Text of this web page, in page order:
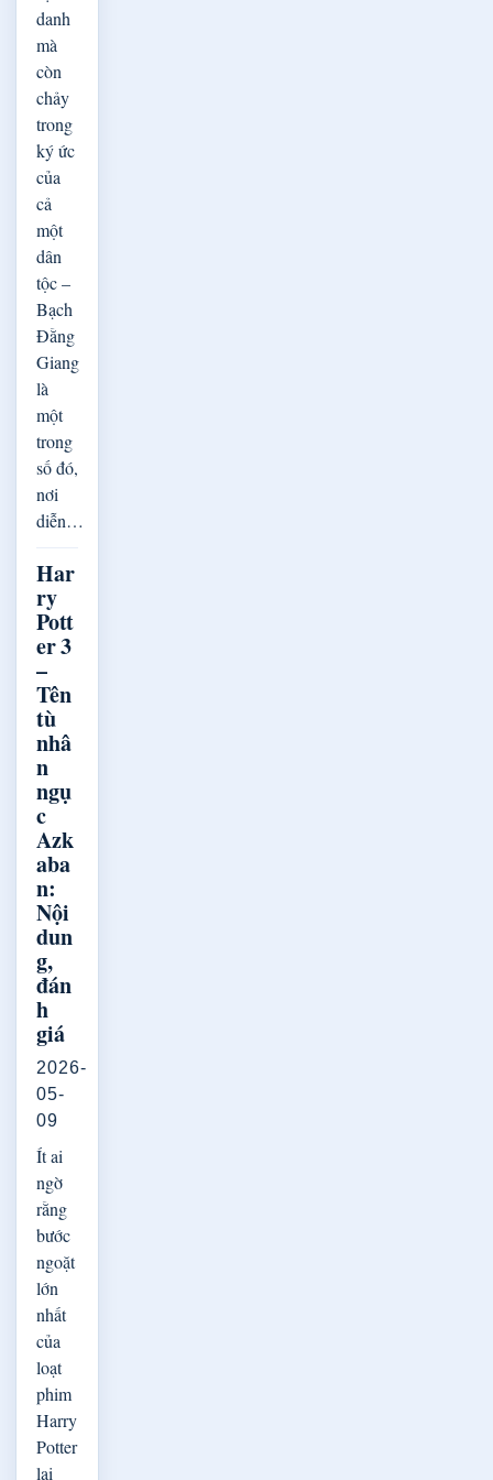
danh
mà
còn
chảy
trong
ký ức
của
cả
một
dân
tộc –
Bạch
Đằng
Giang
là
một
trong
số đó,
nơi
diễn…
Har
ry
Pott
er 3
–
Tên
tù
nhâ
n
ngụ
c
Azk
aba
n:
Nội
dun
g,
đán
h
giá
2026-
05-
09
Ít ai
ngờ
rằng
bước
ngoặt
lớn
nhất
của
loạt
phim
Harry
Potter
lại